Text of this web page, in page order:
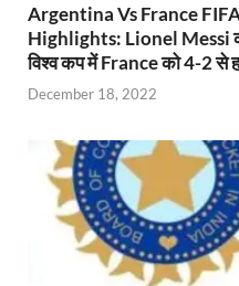
Argentina Vs France
Highlights: Lionel Messi
विश्व कप में France को 4-2 से
December 18, 2022